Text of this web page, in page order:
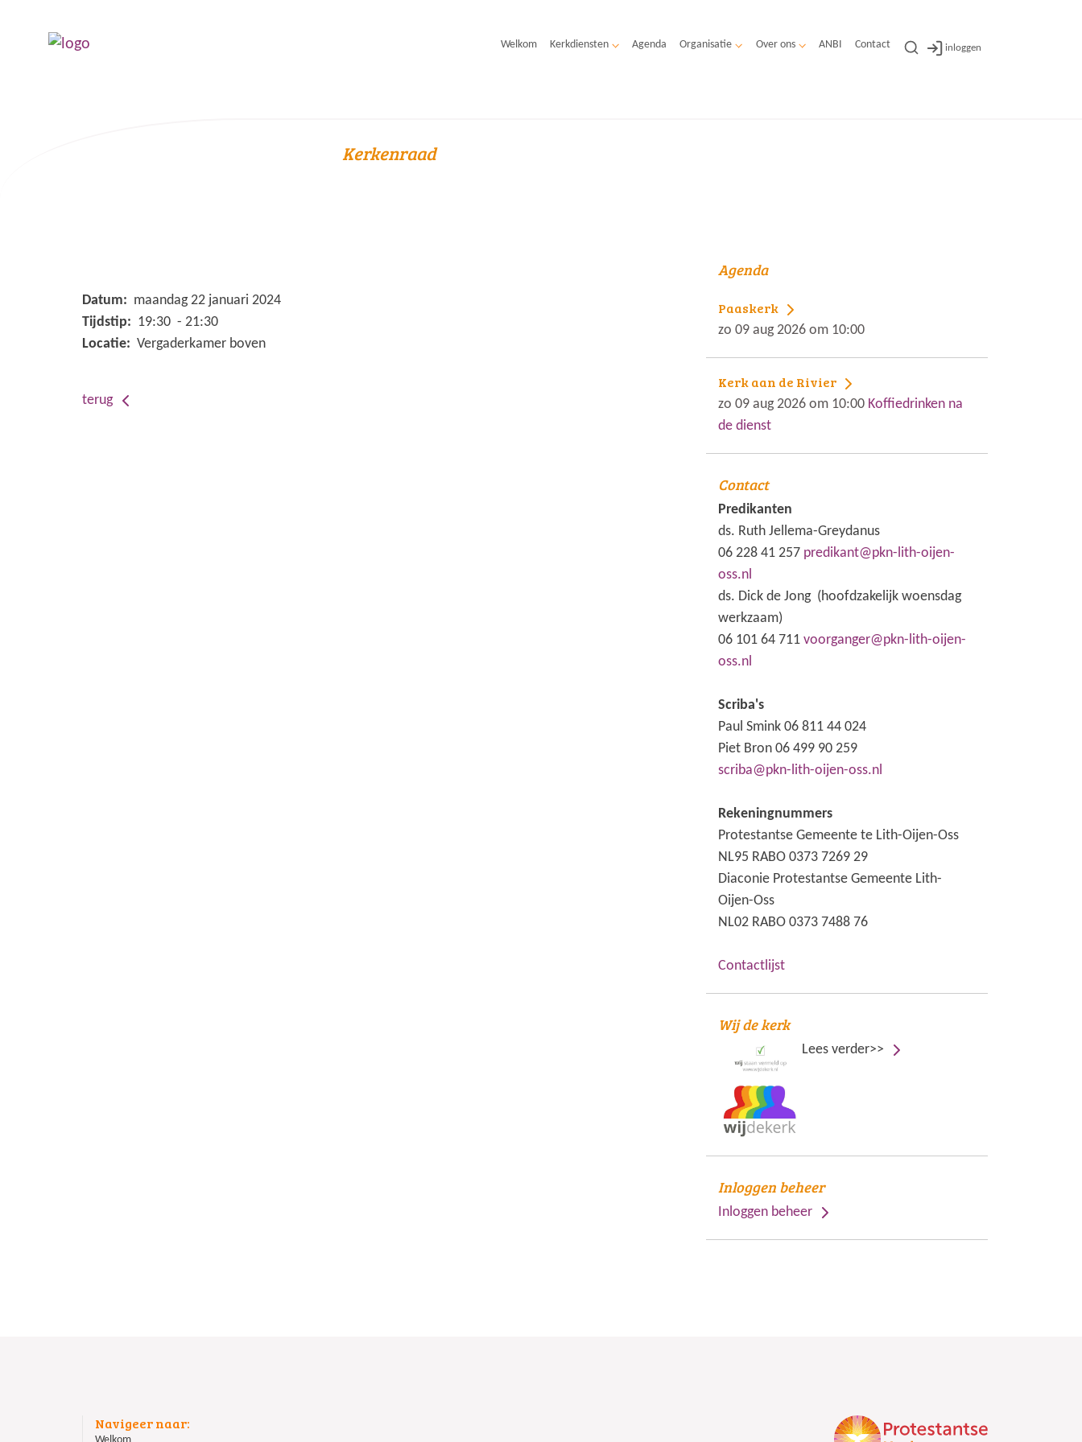
Welkom Kerkdiensten Agenda Organisatie Over ons ANBI Contact inloggen
Kerkenraad
Datum: maandag 22 januari 2024
Tijdstip: 19:30 - 21:30
Locatie: Vergaderkamer boven
terug
Agenda
Paaskerk
zo 09 aug 2026 om 10:00
Kerk aan de Rivier
zo 09 aug 2026 om 10:00 Koffiedrinken na
de dienst
Contact
Predikanten
ds. Ruth Jellema-Greydanus
06 228 41 257 predikant@pkn-lith-oijen-
oss.nl
ds. Dick de Jong (hoofdzakelijk woensdag
werkzaam)
06 101 64 711 voorganger@pkn-lith-oijen-
oss.nl
Scriba's
Paul Smink 06 811 44 024
Piet Bron 06 499 90 259
scriba@pkn-lith-oijen-oss.nl
Rekeningnummers
Protestantse Gemeente te Lith-Oijen-Oss
NL95 RABO 0373 7269 29
Diaconie Protestantse Gemeente Lith-
Oijen-Oss
NL02 RABO 0373 7488 76
Contactlijst
Wij de kerk
Lees verder>>
Inloggen beheer
Inloggen beheer
Navigeer naar: